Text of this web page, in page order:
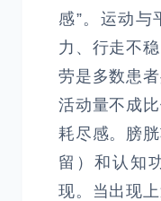
感”。运动与
力、行走不
劳是多数患
活动量不成
耗尽感。膀
留）和认知
现。当出现